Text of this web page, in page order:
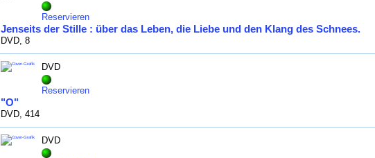
Reservieren
Jenseits der Stille : über das Leben, die Liebe und den Klang des Schnees.
DVD, 8
DVD
Reservieren
"O"
DVD, 414
DVD